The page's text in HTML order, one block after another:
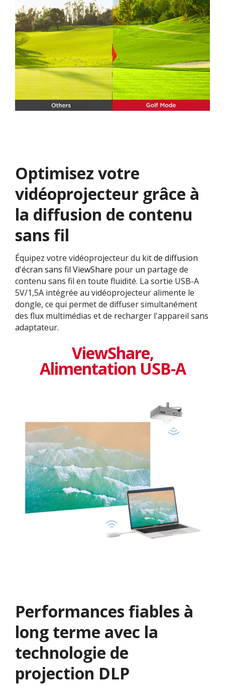
Optimisez votre
vidéoprojecteur grâce à
la diffusion de contenu
sans fil
Équipez votre vidéoprojecteur du kitde diffusion
d'écran sans fil ViewShare pour un partage de
contenu sans fil en toute fluidité. La sortie USB-A
5V/1,5A intégrée au vidéoprojecteur alimente le
dongle, ce qui permet de diffuser simultanément
des flux multimédias et de recharger l'appareil sans
adaptateur.
ViewShare​,
Alimentation USB-A
Performances fiables à
long terme avec la
technologie de
projection DLP​